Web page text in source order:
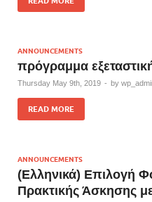
ANNOUNCEMENTS
πρόγραμμα
Thursday May 9th, 2019 - by
READ MORE
ANNOUNCEMENTS
(Ελληνικά) Επιλογή
Πρακτικής Άσκησης